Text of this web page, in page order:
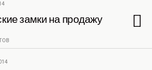
замки на продажу